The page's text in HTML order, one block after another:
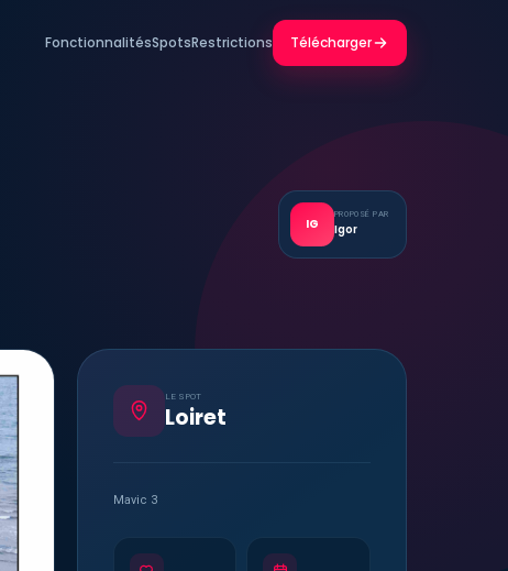
FonctionnalitésSpotsRestrictions Télécharger
IG
PROPOSÉ PAR
Igor
LE SPOT
Loiret
Mavic 3